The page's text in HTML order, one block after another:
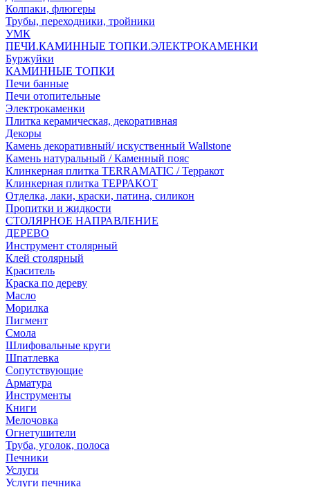
Колпаки, флюгеры
Трубы, переходники, тройники
УМК
ПЕЧИ.КАМИННЫЕ ТОПКИ.ЭЛЕКТРОКАМЕНКИ
Буржуйки
КАМИННЫЕ ТОПКИ
Печи банные
Печи отопительные
Электрокаменки
Плитка керамическая, декоративная
Декоры
Камень декоративный/ искуственный Wallstone
Камень натуральный / Каменный пояс
Клинкерная плитка TERRAMATIC / Терракот
Клинкерная плитка ТЕРРАКОТ
Отделка, лаки, краски, патина, силикон
Пропитки и жидкости
СТОЛЯРНОЕ НАПРАВЛЕНИЕ
ДЕРЕВО
Инструмент столярный
Клей столярный
Краситель
Краска по дереву
Масло
Морилка
Пигмент
Смола
Шлифовальные круги
Шпатлевка
Сопутствующие
Арматура
Инструменты
Книги
Мелочовка
Огнетушители
Труба, уголок, полоса
Печники
Услуги
Услуги печника